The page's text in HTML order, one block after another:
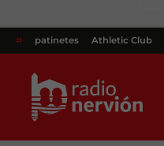
# patinetes Athletic Club